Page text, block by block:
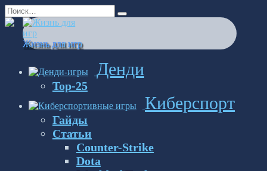
Перейти
к
содержанию
Search
for:
Жизнь для игр
Денди
Top-25
Киберспорт
Гайды
Статьи
Counter-Strike
Dota